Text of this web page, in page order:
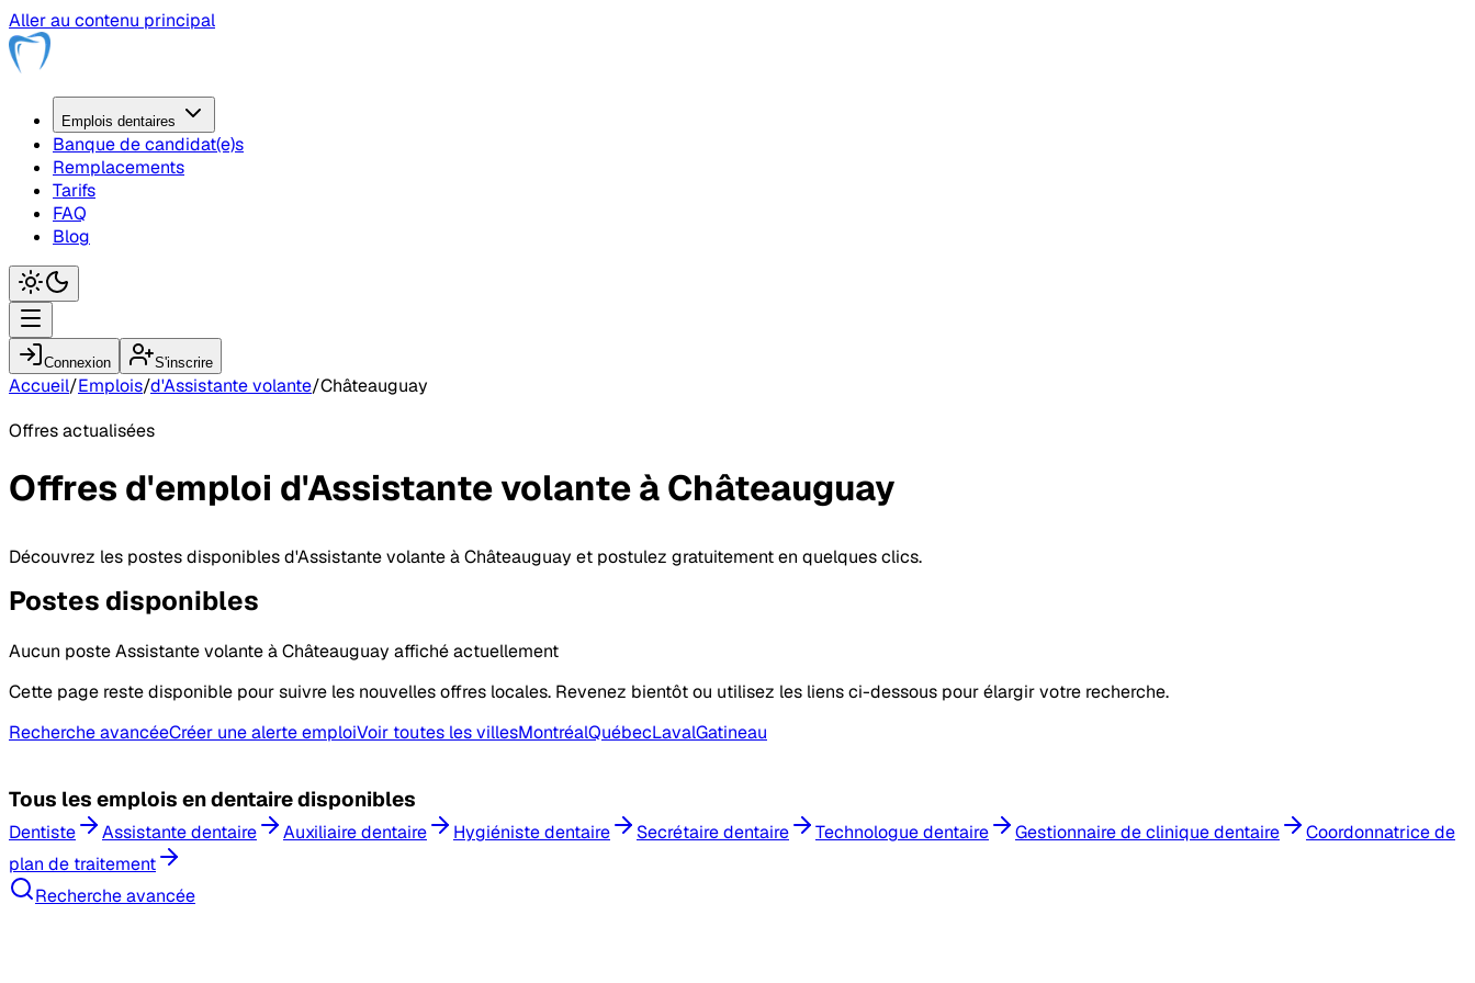
Aller au contenu principal
Emplois dentaires
Banque de candidat(e)s
Remplacements
Tarifs
FAQ
Blog
Connexion S'inscrire
Accueil/Emplois/d'Assistante volante/Châteauguay
Offres actualisées
Offres d'emploi d'Assistante volanteà Châteauguay
Découvrez les postes disponibles d'Assistante volante à Châteauguay et postulez gratuitement en quelques clics.
Postes disponibles
Aucun poste Assistante volante à Châteauguay affiché actuellement
Cette page reste disponible pour suivre les nouvelles offres locales. Revenez bientôt ou utilisez les liens ci-dessous pour élargir votre recherche.
Recherche avancéeCréer une alerte emploiVoir toutes les villesMontréalQuébecLavalGatineau
Tous les emplois en dentairedisponibles
Dentiste Assistante dentaire Auxiliaire dentaire Hygiéniste dentaire Secrétaire dentaire Technologue dentaire Gestionnaire de clinique dentaire
Coordonnatrice de
plan de traitement
Recherche avancée